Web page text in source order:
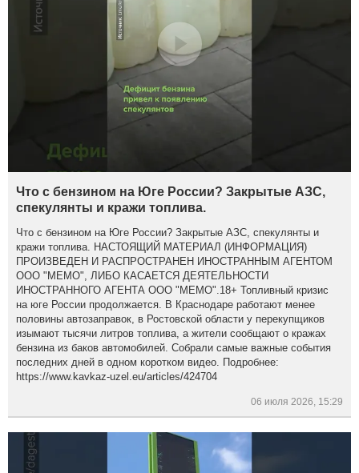
Что с бензином на Юге России? Закрытые АЗС,
спекулянты и кражи топлива.
Что с бензином на Юге России? Закрытые АЗС, спекулянты и
кражи топлива. НАСТОЯЩИЙ МАТЕРИАЛ (ИНФОРМАЦИЯ)
ПРОИЗВЕДЕН И РАСПРОСТРАНЕН ИНОСТРАННЫМ АГЕНТОМ
ООО "МЕМО", ЛИБО КАСАЕТСЯ ДЕЯТЕЛЬНОСТИ
ИНОСТРАННОГО АГЕНТА ООО "МЕМО".18+ Топливный кризис
на юге России продолжается. В Краснодаре работают менее
половины автозаправок, в Ростовской области у перекупщиков
изымают тысячи литров топлива, а жители сообщают о кражах
бензина из баков автомобилей. Собрали самые важные события
последних дней в одном коротком видео. Подробнее:
https://www.kavkaz-uzel.eu/articles/424704
06 июля 2026, 15:29